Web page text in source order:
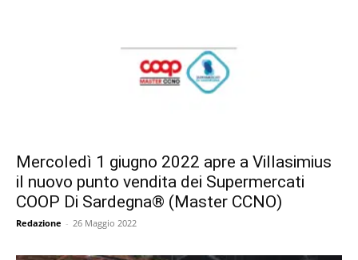
Mercoledì 1 giugno 2022 apre a Villasimius
il nuovo punto vendita dei Supermercati
COOP Di Sardegna® (Master CCNO)
Redazione - 26 Maggio 2022